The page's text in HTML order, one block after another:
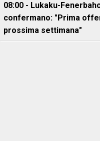
08:00 - Lukaku-
confermano: "Prima
prossima settimana"